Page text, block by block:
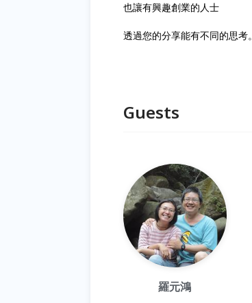
也讓有興趣創業的人士
透過您的分享能有不同的思考。
Guests
羅元鴻